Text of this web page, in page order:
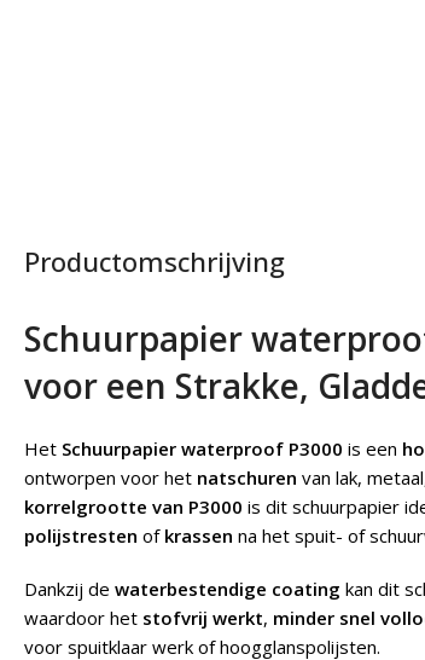
Productomschrijving
Schuurpapier
voor een Strakke,
Het Schuurpapier waterproof P3000 is een
ontworpen voor het natschuren van lak,
korrelgrootte van P3000 is dit schuurpapier
polijstresten of krassen na het spuit- of
Dankzij de waterbestendige coating kan dit
waardoor het stofvrij werkt, minder snel
voor spuitklaar werk of hoogglanspolijsten.